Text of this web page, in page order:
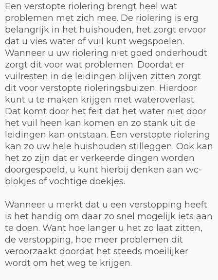
Een verstopte riolering brengt heel wat
problemen met zich mee. De riolering is erg
belangrijk in het huishouden, het zorgt ervoor
dat u vies water of vuil kunt wegspoelen.
Wanneer u uw riolering niet goed onderhoudt
zorgt dit voor wat problemen. Doordat er
vuilresten in de leidingen blijven zitten zorgt
dit voor verstopte rioleringsbuizen. Hierdoor
kunt u te maken krijgen met wateroverlast.
Dat komt door het feit dat het water niet door
het vuil heen kan komen en zo stank uit de
leidingen kan ontstaan. Een verstopte riolering
kan zo uw hele huishouden stilleggen. Ook kan
het zo zijn dat er verkeerde dingen worden
doorgespoeld, u kunt hierbij denken aan wc-
blokjes of vochtige doekjes.
Wanneer u merkt dat u een verstopping heeft
is het handig om daar zo snel mogelijk iets aan
te doen. Want hoe langer u het zo laat zitten,
de verstopping, hoe meer problemen dit
veroorzaakt doordat het steeds moeilijker
wordt om het weg te krijgen.